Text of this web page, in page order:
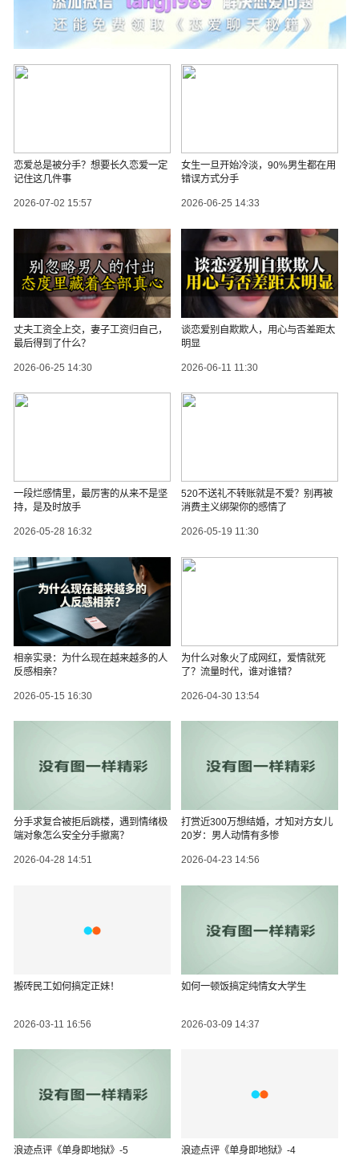
恋爱总是被分手？想要长久恋爱一定
记住这几件事
2026-07-02 15:57
女生一旦开始冷淡，90%男生都在用
错误方式分手
2026-06-25 14:33
丈夫工资全上交，妻子工资归自己，
最后得到了什么？
2026-06-25 14:30
谈恋爱别自欺欺人，用心与否差距太
明显
2026-06-11 11:30
一段烂感情里，最厉害的从来不是坚
持，是及时放手
2026-05-28 16:32
520不送礼不转账就是不爱？别再被
消费主义绑架你的感情了
2026-05-19 11:30
相亲实录：为什么现在越来越多的人
反感相亲？
2026-05-15 16:30
为什么对象火了成网红，爱情就死
了？流量时代，谁对谁错？
2026-04-30 13:54
分手求复合被拒后跳楼，遇到情绪极
端对象怎么安全分手撤离？
2026-04-28 14:51
打赏近300万想结婚，才知对方女儿
20岁：男人动情有多惨
2026-04-23 14:56
搬砖民工如何搞定正妹！
2026-03-11 16:56
如何一顿饭搞定纯情女大学生
2026-03-09 14:37
浪迹点评《单身即地狱》-5 浪迹点评《单身即地狱》-4